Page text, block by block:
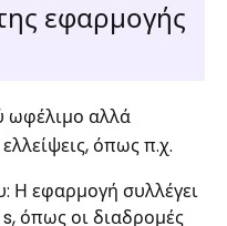
εφαρμογής
ωφέλιμο αλλά
όπως π.χ.
Η εφαρμογή συλλέγει
όπως οι διαδρομές